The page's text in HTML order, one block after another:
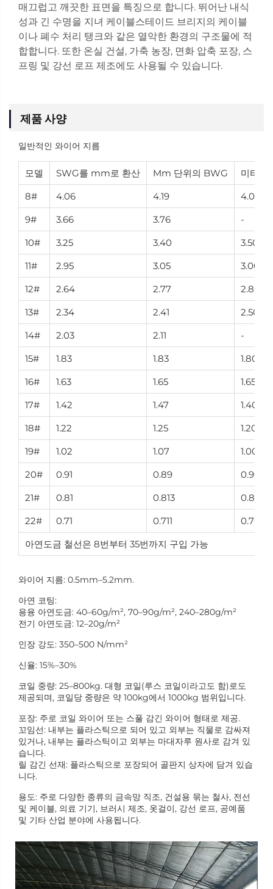
매끄럽고 깨끗한 표면을 특징으로 합니다. 뛰어난 내식
성과 긴 수명을 지녀 케이블스테이드 브리지의 케이블
이나 폐수 처리 탱크와 같은 열악한 환경의 구조물에 적
합합니다. 또한 온실 건설, 가축 농장, 면화 압축 포장, 스
프링 및 강선 로프 제조에도 사용될 수 있습니다.
제품 사양
일반적인 와이어 지름
모델 SWG를 mm로 환산 Mm 단위의 BWG
미터
8#
4.06 4.19
4.00
9#
3.66 3.76
-
10#
3.25 3.40
3.50
11#
2.95 3.05
3.00
12#
2.64 2.77
2.80
13#
2.34 2.41
2.50
14#
2.03 2.11
-
15#
1.83 1.83
1.80
16#
1.63 1.65
1.65
17#
1.42 1.47
1.40
18#
1.22 1.25
1.20
19#
1.02 1.07
1.00
20#
0.91 0.89
0.90
21#
0.81 0.813
0.80
22#
0.71 0.711
0.70
아연도금 철선은 8번부터 35번까지 구입 가능
와이어 지름: 0.5mm–5.2mm.
아연 코팅:
용융 아연도금: 40–60g/m², 70–90g/m², 240–280g/m²
전기 아연도금: 12–20g/m²
인장 강도: 350–500 N/mm²
신율: 15%–30%
코일 중량: 25–800kg. 대형 코일(루스 코일이라고도 함)로도
제공되며, 코일당 중량은 약 100kg에서 1000kg 범위입니다.
포장: 주로 코일 와이어 또는 스풀 감긴 와이어 형태로 제공.
꼬임선: 내부는 플라스틱으로 되어 있고 외부는 직물로 감싸져
있거나, 내부는 플라스틱이고 외부는 마대자루 원사로 감겨 있
습니다.
릴 감긴 선재: 플라스틱으로 포장되어 골판지 상자에 담겨 있습
니다.
용도: 주로 다양한 종류의 금속망 직조, 건설용 묶는 철사, 전선
및 케이블, 의료 기기, 브러시 제조, 옷걸이, 강선 로프, 공예품
및 기타 산업 분야에 사용됩니다.